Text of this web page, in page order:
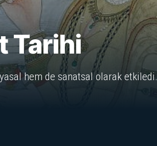
Tarihi
hem de sanatsal olarak etkiledi.